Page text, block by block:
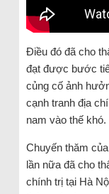
Điều đó đã cho
đạt được bước
củng cố ảnh
cạnh tranh địa
nam vào thế khó.
Chuyến thăm
lần nữa đã cho
chính trị tại Hà